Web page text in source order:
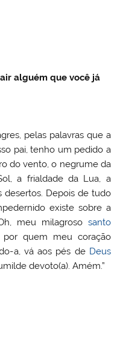
alguém que você já
pelas palavras que a
pai, tenho um pedido a
do vento, o negrume da
a frialdade da Lua, a
desertos. Depois de tudo
existe sobre a
meu milagroso santo
quem meu coração
a, vá aos pés de Deus
devoto(a). Amém.”